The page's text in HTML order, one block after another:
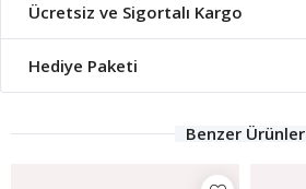
Ücretsiz ve Sigortalı Kargo
Hediye Paketi
Benzer Ürünler